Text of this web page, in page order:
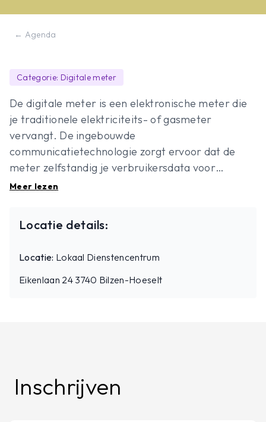
← Agenda
Categorie: Digitale meter
De digitale meter is een elektronische meter die
je traditionele elektriciteits- of gasmeter
vervangt. De ingebouwde
communicatietechnologie zorgt ervoor dat de
meter zelfstandig je verbruikersdata voor
elektriciteit of gas kan verzenden en ontvangen.
MijnFluvius? Je leert het allemaal in deze
Meer lezen
Locatie details:
Locatie: Lokaal Dienstencentrum
Eikenlaan 24 3740 Bilzen-Hoeselt
Inschrijven